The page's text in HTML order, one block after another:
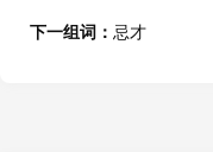
gāng qiào
下一组词： 忌才